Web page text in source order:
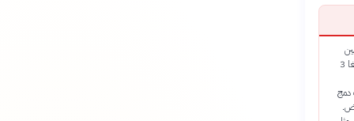
B12 والحديد والكالسيوم وفيتامين D وأحماض أوميغا 3
دمج